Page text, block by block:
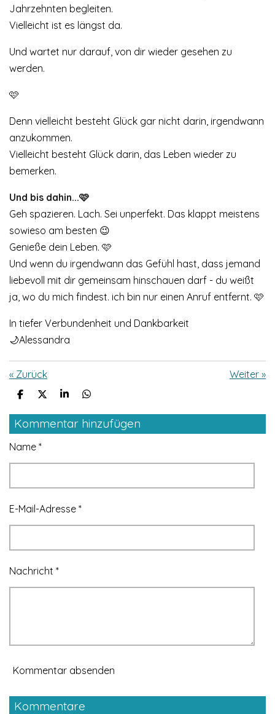
Jahrzehnten begleiten.
Vielleicht ist es längst da.
Und wartet nur darauf, von dir wieder gesehen zu
werden.
🩷
Denn vielleicht besteht Glück gar nicht darin, irgendwann
anzukommen.
Vielleicht besteht Glück darin, das Leben wieder zu
bemerken.
Und bis dahin...🩷
Geh spazieren. Lach. Sei unperfekt. Das klappt meistens
sowieso am besten 😉
Genieße dein Leben. 🩷
Und wenn du irgendwann das Gefühl hast, dass jemand
liebevoll mit dir gemeinsam hinschauen darf - du weißt
ja, wo du mich findest. ich bin nur einen Anruf entfernt. 🩷
In tiefer Verbundenheit und Dankbarkeit
🌙Alessandra
« Zurück Weiter »
T
i
l
e
n
T
i
l
e
n
T
i
l
e
T
i
l
e
Kommentar hinzufügen
Name *
E-Mail-Adresse *
Nachricht *
Kommentar absenden
Kommentare